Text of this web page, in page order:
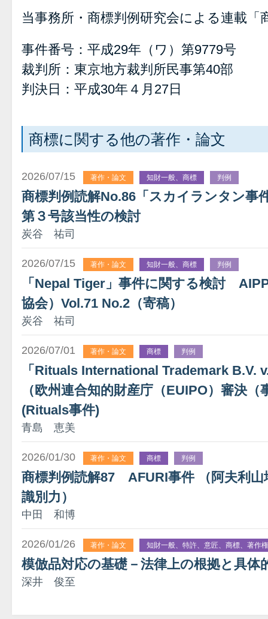
当事務所・商標判例研究会による連載「
事件番号：平成29年（ワ）第9779号
裁判所：東京地方裁判所民事第40部
判決日：平成30年４月27日
商標に関する他の著作・論文
2026/07/15 著作・論文 知財一般、商標 判例
商標判例読解No.86「スカイランタン事
第３号該当性の検討
炭谷 祐司
2026/07/15 著作・論文 知財一般、商標 判例
「Nepal Tiger」事件に関する検討
協会）Vol.71 No.2（寄稿）
炭谷 祐司
2026/07/01 著作・論文 商標 判例
「Rituals International Trademark B.V.
（欧州連合知的財産庁（EUIPO）審決
(Rituals事件)
青島 恵美
2026/01/30 著作・論文 商標 判例
商標判例読解87 AFURI事件 （阿夫利山
識別力）
中田 和博
2026/01/26 著作・論文 知財一般、特許、意匠、商標、著作
模倣品対応の基礎－法律上の根拠と具体
深井 俊至